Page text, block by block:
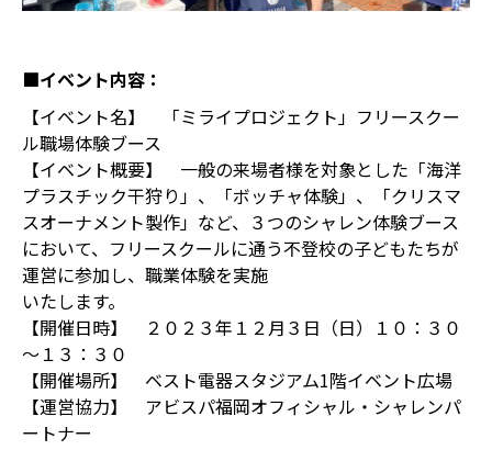
■イベント内容：
【イベント名】 「ミライプロジェクト」フリースクー
ル職場体験ブース
【イベント概要】 一般の来場者様を対象とした「海洋
プラスチック干狩り」、「ボッチャ体験」、「クリスマ
スオーナメント製作」など、３つのシャレン体験ブース
において、フリースクールに通う不登校の子どもたちが
運営に参加し、職業体験を実施
いたします。
【開催日時】 ２０２３年１２月３日（日）１０：３０
～１３：３０
【開催場所】 ベスト電器スタジアム1階イベント広場
【運営協力】 アビスパ福岡オフィシャル・シャレンパ
ートナー